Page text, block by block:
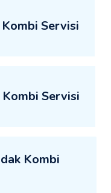
Servisi
Servisi
Kombi